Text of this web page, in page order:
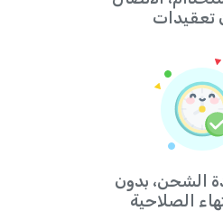
تعقيدات
الشحن، بدون
الصلاحية